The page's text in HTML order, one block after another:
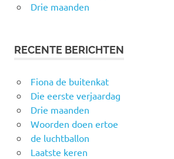
Drie maanden
RECENTE BERICHTEN
Fiona de buitenkat
Die eerste verjaardag
Drie maanden
Woorden doen ertoe
de luchtballon
Laatste keren